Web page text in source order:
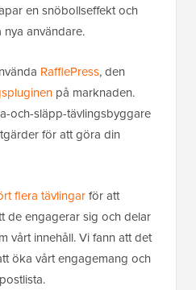
en snöbollseffekt och
användare.
RafflePress, den
på marknaden.
och-släpp-tävlingsbyggare
för att göra din
flera tävlingarför att
de engagerar sig och delar
vårt innehåll. Vi fann att det
öka vårt engagemang och